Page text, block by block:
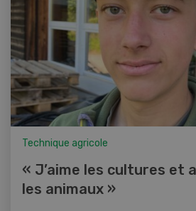
Technique agricole
« J’aime les cultures et
les animaux »